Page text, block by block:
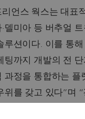
언스 웍스는 대표
델미아 등 버추얼
루션이다. 이를 통
팅까지 개발의 전
과정을 통합하는 플
위를 갖고 있다”며